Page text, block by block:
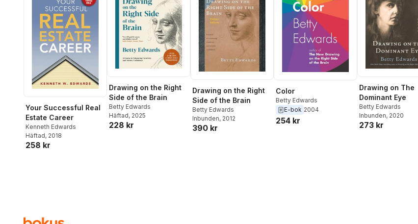
Your Successful Real
Estate Career
Kenneth Edwards
Häftad, 2018
258 kr
Drawing on the Right
Side of the Brain
Betty Edwards
Häftad, 2025
228 kr
Drawing on the Right
Side of the Brain
Betty Edwards
Inbunden, 2012
390 kr
Color
Betty Edwards
E-bok 2004
254 kr
Drawing on The
Dominant Eye
Betty Edwards
Inbunden, 2020
273 kr